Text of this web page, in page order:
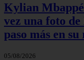
Kylian
vez una foto
paso más en
05/08/2026